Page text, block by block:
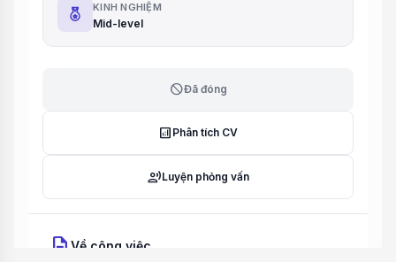
KINH NGHIỆM
Mid-level
blockĐã đóng
analytics Phân tích CV
record_voice_overLuyện phỏng vấn
description Về công việc